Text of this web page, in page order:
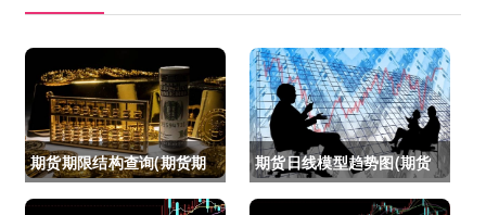
期货期限结构查询(期货期
限结构)
期货日线模型趋势图(期货
日线模型趋势图怎么看)